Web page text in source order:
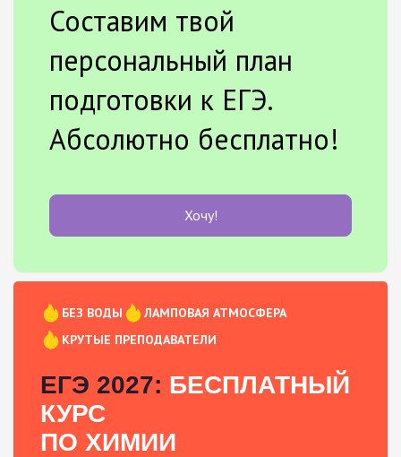
Составим твой
персональный план
подготовки к ЕГЭ.
Абсолютно бесплатно!
Хочу!
БЕЗ ВОДЫ
ЛАМПОВАЯ АТМОСФЕРА
КРУТЫЕ ПРЕПОДАВАТЕЛИ
ЕГЭ 2027: БЕСПЛАТНЫЙ
КУРС
ПО ХИМИИ